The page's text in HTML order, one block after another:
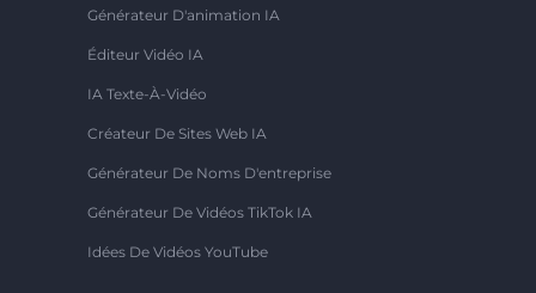
Générateur D'animation IA
Éditeur Vidéo IA
IA Texte-À-Vidéo
Créateur De Sites Web IA
Générateur De Noms D'entreprise
Générateur De Vidéos TikTok IA
Idées De Vidéos YouTube